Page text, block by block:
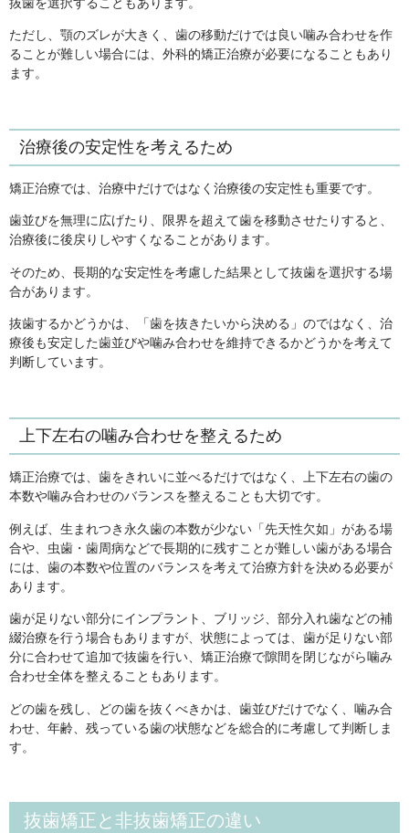
ただし、顎のズレが大きく、歯の移動だけでは良い噛み合わせを作
ることが難しい場合には、外科的矯正治療が必要になることもあり
ます。
治療後の安定性を考えるため
矯正治療では、治療中だけではなく治療後の安定性も重要です。
歯並びを無理に広げたり、限界を超えて歯を移動させたりすると、
治療後に後戻りしやすくなることがあります。
そのため、長期的な安定性を考慮した結果として抜歯を選択する場
合があります。
抜歯するかどうかは、「歯を抜きたいから決める」のではなく、治
療後も安定した歯並びや噛み合わせを維持できるかどうかを考えて
判断しています。
上下左右の噛み合わせを整えるため
矯正治療では、歯をきれいに並べるだけではなく、上下左右の歯の
本数や噛み合わせのバランスを整えることも大切です。
例えば、生まれつき永久歯の本数が少ない「先天性欠如」がある場
合や、虫歯・歯周病などで長期的に残すことが難しい歯がある場合
には、歯の本数や位置のバランスを考えて治療方針を決める必要が
あります。
歯が足りない部分にインプラント、ブリッジ、部分入れ歯などの補
綴治療を行う場合もありますが、状態によっては、歯が足りない部
分に合わせて追加で抜歯を行い、矯正治療で隙間を閉じながら噛み
合わせ全体を整えることもあります。
どの歯を残し、どの歯を抜くべきかは、歯並びだけでなく、噛み合
わせ、年齢、残っている歯の状態などを総合的に考慮して判断しま
す。
抜歯矯正と非抜歯矯正の違い